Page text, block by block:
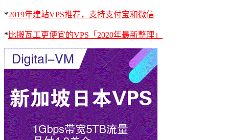
*2019年建站VPS推荐，支持支付宝和微信
* 比搬瓦工更便宜的VPS「2020年最新整理」